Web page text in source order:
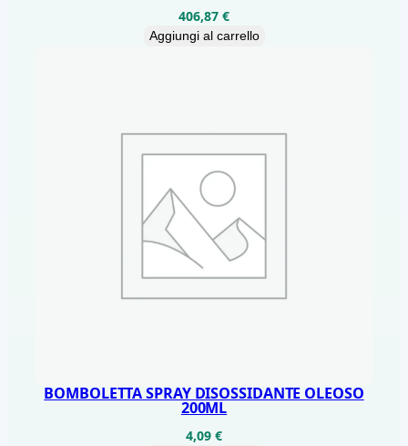
406,87 €
Aggiungi al carrello
BOMBOLETTA SPRAY DISOSSIDANTE OLEOSO
200ML
4,09 €